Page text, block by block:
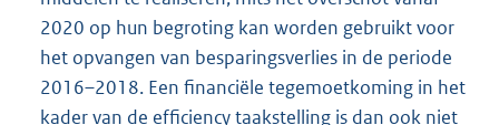
2020 op hun begroting kan worden gebruikt voor
het opvangen van besparingsverlies in de periode
2016–2018. Een financiële tegemoetkoming in het
kader van de efficiency taakstelling is dan ook niet